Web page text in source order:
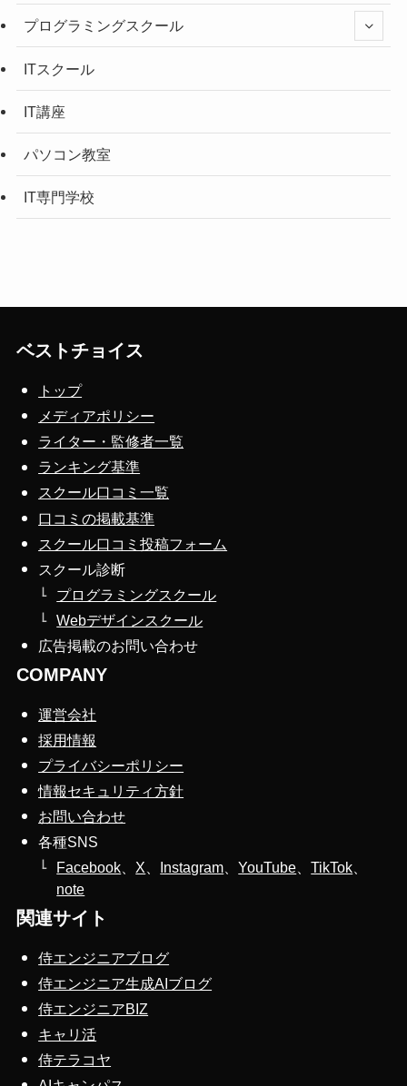
プログラミングスクール
ITスクール
IT講座
パソコン教室
IT専門学校
ベストチョイス
トップ
メディアポリシー
ライター・監修者一覧
ランキング基準
スクール口コミ一覧
口コミの掲載基準
スクール口コミ投稿フォーム
スクール診断
プログラミングスクール
Webデザインスクール
広告掲載のお問い合わせ
COMPANY
運営会社
採用情報
プライバシーポリシー
情報セキュリティ方針
お問い合わせ
各種SNS
Facebook
X Instagram 、YouTube 、TikTok
note
関連サイト
侍エンジニアブログ
侍エンジニア生成AIブログ
侍エンジニアBIZ
キャリ活
侍テラコヤ